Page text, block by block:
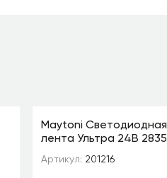
Maytoni Светодиодная
лента Ультра 24В 2835
201216
Артикул: 201216